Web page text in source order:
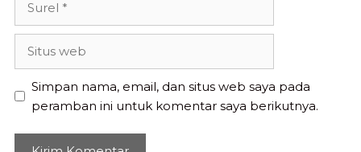
Simpan nama, email, dan situs web saya pada
peramban ini untuk komentar saya berikutnya.